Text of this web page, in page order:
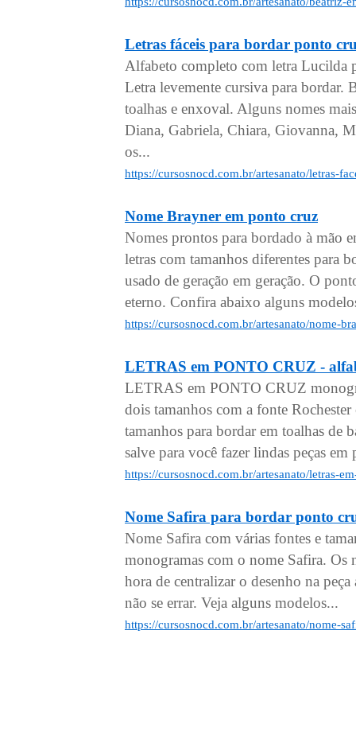
Letras fáceis para bordar ponto
Alfabeto completo com letra Lucilda
Letra levemente cursiva para bordar.
toalhas e enxoval. Alguns nomes
Diana, Gabriela, Chiara, Giovanna,
os...
https://cursosnocd.com.br/artesanato/letras-
Nome Brayner em ponto cruz
Nomes prontos para bordado à mão
letras com tamanhos diferentes para
usado de geração em geração. O
eterno. Confira abaixo alguns
https://cursosnocd.com.br/artesanato/nome-
LETRAS em PONTO CRUZ -
LETRAS em PONTO CRUZ
dois tamanhos com a fonte
tamanhos para bordar em toalhas de
salve para você fazer lindas peças
https://cursosnocd.com.br/artesanato/letras-
Nome Safira para bordar ponto
Nome Safira com várias fontes e
monogramas com o nome Safira.
hora de centralizar o desenho na
não se errar. Veja alguns modelos...
https://cursosnocd.com.br/artesanato/nome-